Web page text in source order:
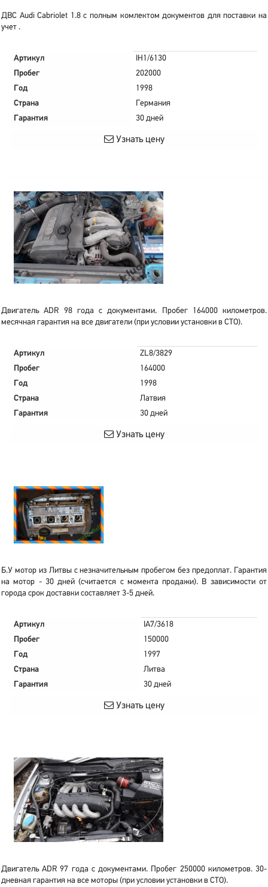
ДВС Audi Cabriolet 1.8 с полным комлектом документов для поставки на
учет .
Артикул
IH1/6130
Пробег
202000
Год
1998
Страна
Германия
Гарантия
30 дней
Узнать цену
Двигатель ADR 98 года с документами. Пробег 164000 километров.
месячная гарантия на все двигатели (при условии установки в СТО).
Артикул
ZL8/3829
Пробег
164000
Год
1998
Страна
Латвия
Гарантия
30 дней
Узнать цену
Б.У мотор из Литвы с незначительным пробегом без предоплат. Гарантия
на мотор - 30 дней (считается с момента продажи). В зависимости от
города срок доставки составляет 3-5 дней.
Артикул
IA7/3618
Пробег
150000
Год
1997
Страна
Литва
Гарантия
30 дней
Узнать цену
Двигатель ADR 97 года с документами. Пробег 250000 километров. 30-
дневная гарантия на все моторы (при условии установки в СТО).